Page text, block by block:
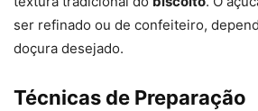
ser refinado ou de confeiteiro,
doçura desejado.
Técnicas de Preparação